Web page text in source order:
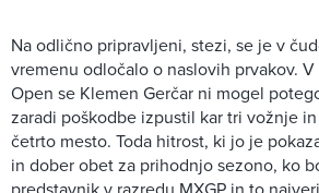
Na odlično pripravljeni, stezi, se je v
vremenu odločalo o naslovih prvakov.
Open se Klemen Gerčar ni mogel
zaradi poškodbe izpustil kar tri vožnje
četrto mesto. Toda hitrost, ki jo je
in dober obet za prihodnjo sezono, ko
predstavnik v razredu MXGP in to